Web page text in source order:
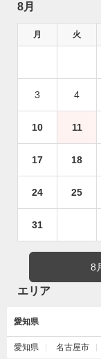
8月
月 火
3 4
10 11
17 18
24 25
31
8
エリア
愛知県
愛知県 名古屋市